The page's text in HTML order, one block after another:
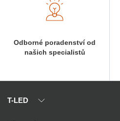
Odborné poradenství od
našich specialistů
T-LED